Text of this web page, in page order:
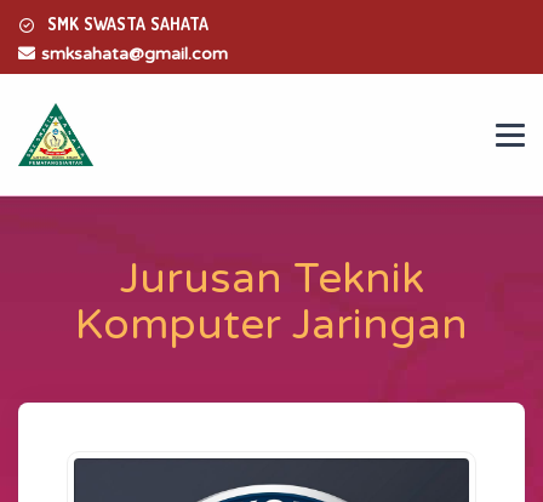
SMK SWASTA SAHATA
smksahata@gmail.com
Jurusan Teknik
Komputer Jaringan